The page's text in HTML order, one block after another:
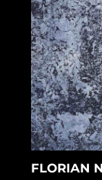
FLORIAN